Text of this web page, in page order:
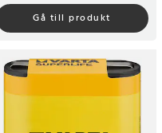
Gå till produkt